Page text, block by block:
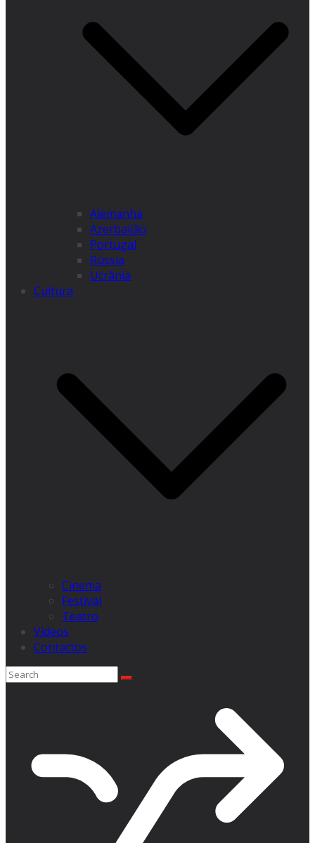
Alemanha
Azerbaijão
Portugal
Rússia
Ucrânia
Cultura
Cinema
Festival
Teatro
Videos
Contactos